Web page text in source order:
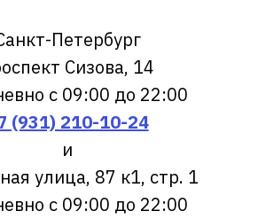
Петербург
Сизова, 14
с 09:00 до 22:00
(931) 210-10-24
и
улица, 87 к1, стр. 1
с 09:00 до 22:00